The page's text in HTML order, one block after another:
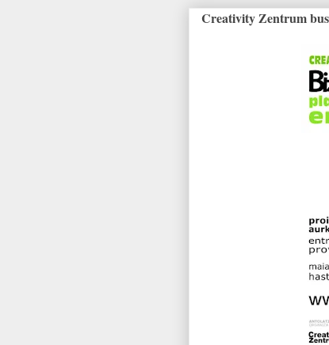
Creativity Zentrum